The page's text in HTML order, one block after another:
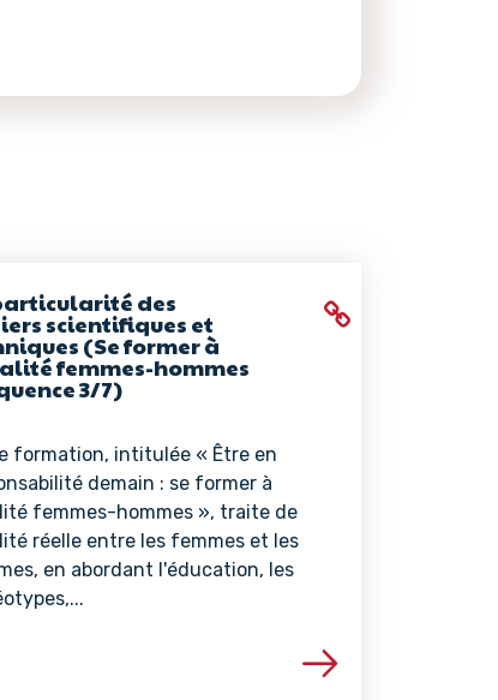
des
scientifiques et
(Se former à
femmes-hommes
3/7)
formation, intitulée « Être en
demain : se former à
femmes-hommes », traite de
réelle entre les femmes et les
en abordant l'éducation, les
Voir les détails de la ressource